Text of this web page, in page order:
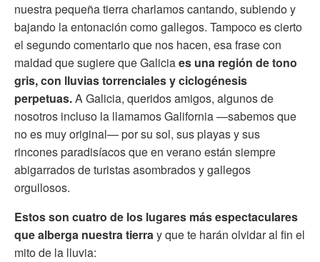
nuestra pequeña tierra charlamos cantando, subiendo y
bajando la entonación como gallegos. Tampoco es cierto
el segundo comentario que nos hacen, esa frase con
maldad que sugiere que Galiciaes una región de tono
gris, con lluvias torrenciales y ciclogénesis
perpetuas.A Galicia, queridos amigos, algunos de
nosotros incluso la llamamos Galifornia —sabemos que
no es muy original— por su sol, sus playas y sus
rincones paradisíacos que en verano están siempre
abigarrados de turistas asombrados y gallegos
orgullosos.
Estos son cuatro de los lugares más espectaculares
que alberga nuestra tierray que te harán olvidar al fin el
mito de la lluvia: